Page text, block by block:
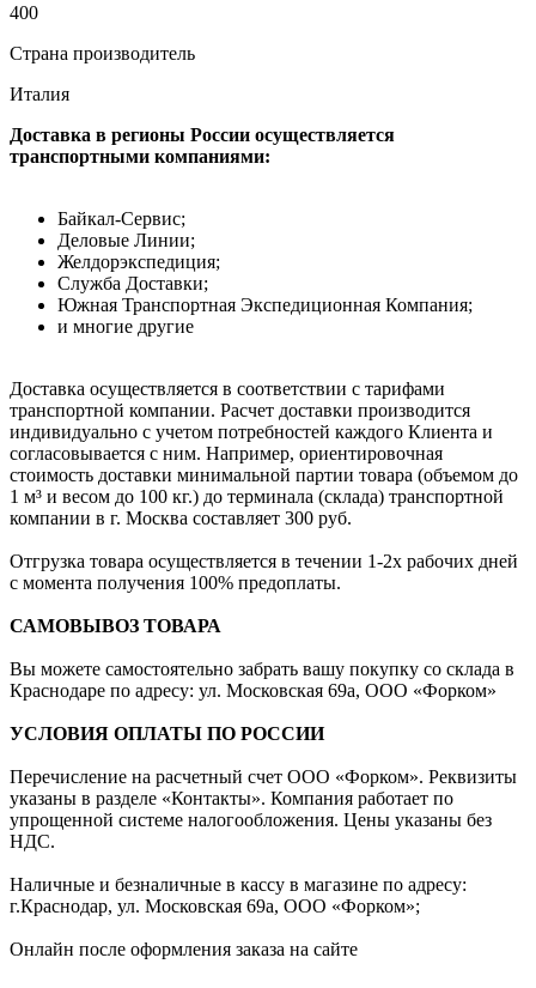
400
Страна производитель
Италия
Доставка в регионы России осуществляется
транспортными компаниями:
Байкал-Сервис;
Деловые Линии;
Желдорэкспедиция;
Служба Доставки;
Южная Транспортная Экспедиционная Компания;
и многие другие
Доставка осуществляется в соответствии с тарифами
транспортной компании. Расчет доставки производится
индивидуально с учетом потребностей каждого Клиента и
согласовывается с ним. Например, ориентировочная
стоимость доставки минимальной партии товара (объемом до
1 м³ и весом до 100 кг.) до терминала (склада) транспортной
компании в г. Москва составляет 300 руб.
Отгрузка товара осуществляется в течении 1-2х рабочих дней
с момента получения 100% предоплаты.
САМОВЫВОЗ ТОВАРА
Вы можете самостоятельно забрать вашу покупку со склада в
Краснодаре по адресу: ул. Московская 69а, ООО «Форком»
УСЛОВИЯ ОПЛАТЫ ПО РОССИИ
Перечисление на расчетный счет ООО «Форком». Реквизиты
указаны в разделе «Контакты». Компания работает по
упрощенной системе налогообложения. Цены указаны без
НДС.
Наличные и безналичные в кассу в магазине по адресу:
г.Краснодар, ул. Московская 69а, ООО «Форком»;
Онлайн после оформления заказа на сайте